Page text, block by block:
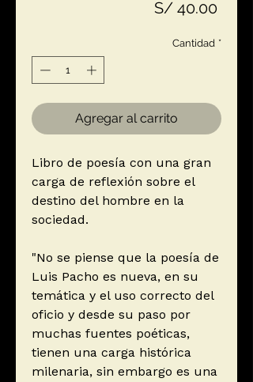
S/ 40.00Precio
Cantidad *
Agregar al carrito
Libro de poesía con una gran
carga de reflexión sobre el
destino del hombre en la
sociedad.
"No se piense que la poesía de
Luis Pacho es nueva, en su
temática y el uso correcto del
oficio y desde su paso por
muchas fuentes poéticas,
tienen una carga histórica
milenaria, sin embargo es una